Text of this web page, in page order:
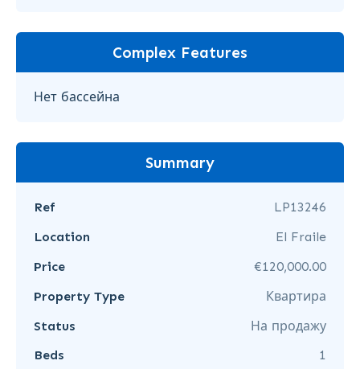
Complex Features
Нет бассейна
Summary
Ref
LP13246
Location
El Fraile
Price
€120,000.00
Property Type
Квартира
Status
На продажу
Beds
1